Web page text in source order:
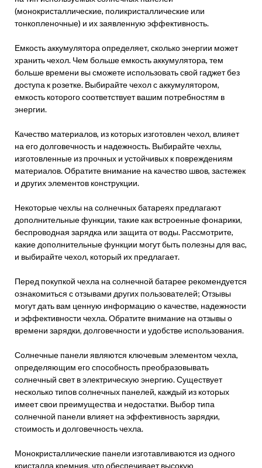
(монокристаллические, поликристаллические или
тонкопленочные) и их заявленную эффективность.
Емкость аккумулятора определяет, сколько энергии может
хранить чехол. Чем больше емкость аккумулятора, тем
больше времени вы сможете использовать свой гаджет без
доступа к розетке. Выбирайте чехол с аккумулятором,
емкость которого соответствует вашим потребностям в
энергии.
Качество материалов, из которых изготовлен чехол, влияет
на его долговечность и надежность. Выбирайте чехлы,
изготовленные из прочных и устойчивых к повреждениям
материалов. Обратите внимание на качество швов, застежек
и других элементов конструкции.
Некоторые чехлы на солнечных батареях предлагают
дополнительные функции, такие как встроенные фонарики,
беспроводная зарядка или защита от воды. Рассмотрите,
какие дополнительные функции могут быть полезны для вас,
и выбирайте чехол, который их предлагает.
Перед покупкой чехла на солнечной батарее рекомендуется
ознакомиться с отзывами других пользователей; Отзывы
могут дать вам ценную информацию о качестве, надежности
и эффективности чехла. Обратите внимание на отзывы о
времени зарядки, долговечности и удобстве использования.
Солнечные панели являются ключевым элементом чехла,
определяющим его способность преобразовывать
солнечный свет в электрическую энергию. Существует
несколько типов солнечных панелей, каждый из которых
имеет свои преимущества и недостатки. Выбор типа
солнечной панели влияет на эффективность зарядки,
стоимость и долговечность чехла.
Монокристаллические панели изготавливаются из одного
кристалла кремния, что обеспечивает высокую